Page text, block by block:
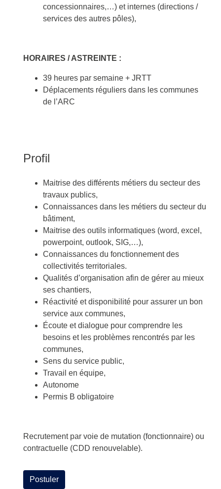
concessionnaires,…) et internes (directions /
services des autres pôles),
HORAIRES / ASTREINTE :
39 heures par semaine + JRTT
Déplacements réguliers dans les communes
de l’ARC
Profil
Maitrise des différents métiers du secteur des
travaux publics,
Connaissances dans les métiers du secteur du
bâtiment,
Maitrise des outils informatiques (word, excel,
powerpoint, outlook, SIG,…),
Connaissances du fonctionnement des
collectivités territoriales.
Qualités d’organisation afin de gérer au mieux
ses chantiers,
Réactivité et disponibilité pour assurer un bon
service aux communes,
Écoute et dialogue pour comprendre les
besoins et les problèmes rencontrés par les
communes,
Sens du service public,
Travail en équipe,
Autonome
Permis B obligatoire
Recrutement par voie de mutation (fonctionnaire) ou
contractuelle (CDD renouvelable).
Postuler